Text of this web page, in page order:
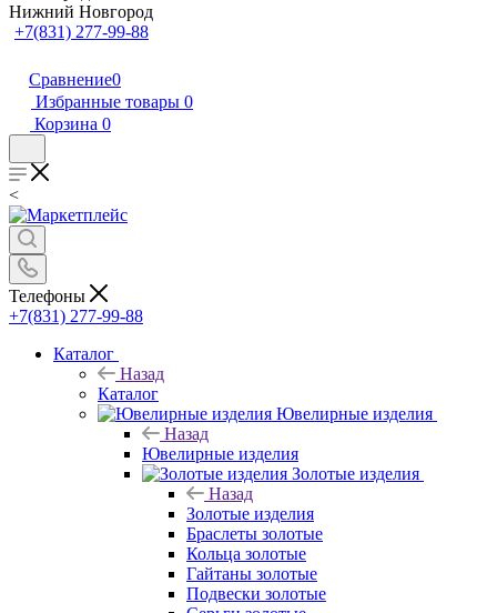
Нижний Новгород
+7(831) 277-99-88
Сравнение0
Избранные товары 0
Корзина 0
<
Телефоны
+7(831) 277-99-88
Каталог
Назад
Каталог
Ювелирные изделия
Назад
Ювелирные изделия
Золотые изделия
Назад
Золотые изделия
Браслеты золотые
Кольца золотые
Гайтаны золотые
Подвески золотые